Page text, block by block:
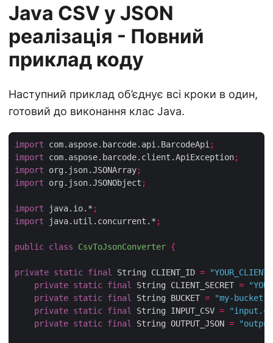
Java CSV у JSON
реалізація - Повний
приклад коду
Наступний приклад об’єднує всі кроки в один,
готовий до виконання клас Java.
import com.aspose.barcode.api.BarcodeApi ;
import com.aspose.barcode.client.ApiException;
import org.json.JSONArray;
import org.json.JSONObject ;
import java.io.* ;
import java.util.concurrent.* ;
public class CsvToJsonConverter {
private static final String CLIENT_ID =
private static final String CLIENT_SECRET =
private static final String BUCKET = "my-bucket"
private static final String INPUT_CSV =
private static final String OUTPUT_JSON =